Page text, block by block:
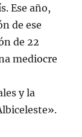
Ese año,
de ese
de 22
mediocre
y la